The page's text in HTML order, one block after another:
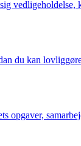
vedligeholdelse,
du kan